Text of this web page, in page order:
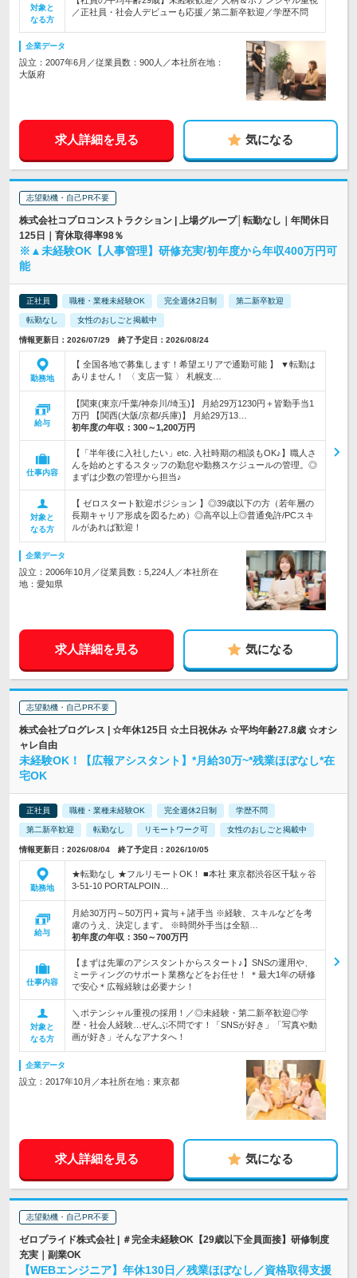
対象と
なる方
／正社員・社会人デビューも応援／第二新卒歓迎／学歴不問
企業データ
設立：2007年6月／従業員数：900人／本社所在地：
大阪府
求人詳細を見る 気になる
志望動機・自己PR不要
株式会社コプロコンストラクション | 上場グループ│転勤なし｜年間休日
125日｜育休取得率98％
※▲未経験OK【人事管理】研修充実/初年度から年収400万円可
能
正社員 職種・業種未経験OK 完全週休2日制 第二新卒歓迎
転勤なし 女性のおしごと掲載中
情報更新日：2026/07/29 終了予定日：2026/08/24
勤務地
【 全国各地で募集します！希望エリアで通勤可能 】 ▼転勤は
ありません！ 〈 支店一覧 〉 札幌支…
給与
【関東(東京/千葉/神奈川/埼玉)】 月給29万1230円＋皆勤手当1
万円 【関西(大阪/京都/兵庫)】 月給29万13…
初年度の年収： 300～1,200万円
仕事内容
【「半年後に入社したい」etc. 入社時期の相談もOK♪】職人さ
んを始めとするスタッフの勤怠や勤務スケジュールの管理。◎
まずは少数の管理から担当♪
対象と
なる方
【 ゼロスタート歓迎ポジション 】◎39歳以下の方（若年層の
長期キャリア形成を図るため）◎高卒以上◎普通免許/PCスキ
ルがあれば歓迎！
企業データ
設立：2006年10月／従業員数：5,224人／本社所在
地：愛知県
求人詳細を見る 気になる
志望動機・自己PR不要
株式会社プログレス | ☆年休125日 ☆土日祝休み ☆平均年齢27.8歳 ☆オシ
ャレ自由
未経験OK！【広報アシスタント】*月給30万~*残業ほぼなし*在
宅OK
正社員 職種・業種未経験OK 完全週休2日制 学歴不問
第二新卒歓迎 転勤なし リモートワーク可 女性のおしごと掲載中
情報更新日：2026/08/04 終了予定日：2026/10/05
勤務地
★転勤なし ★フルリモートOK！ ■本社 東京都渋谷区千駄ヶ谷
3-51-10 PORTALPOIN…
給与
月給30万円～50万円＋賞与＋諸手当 ※経験、スキルなどを考
慮のうえ、決定します。 ※時間外手当は全額…
初年度の年収： 350～700万円
仕事内容
【まずは先輩のアシスタントからスタート♪】SNSの運用や、
ミーティングのサポート業務などをお任せ！ ＊最大1年の研修
で安心＊広報経験は必要ナシ！
対象と
なる方
＼ポテンシャル重視の採用！／◎未経験・第二新卒歓迎◎学
歴・社会人経験…ぜんぶ不問です！「SNSが好き」「写真や動
画が好き」そんなアナタへ！
企業データ
設立：2017年10月／本社所在地：東京都
求人詳細を見る 気になる
志望動機・自己PR不要
ゼロプライド株式会社 | ＃完全未経験OK【29歳以下全員面接】研修制度
充実｜副業OK
【WEBエンジニア】年休130日／残業ほぼなし／資格取得支援